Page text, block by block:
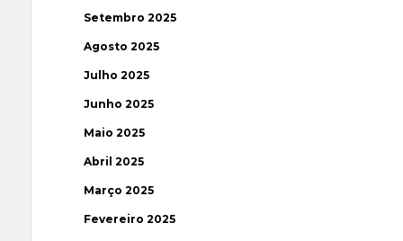
Setembro 2025
Agosto 2025
Julho 2025
Junho 2025
Maio 2025
Abril 2025
Março 2025
Fevereiro 2025